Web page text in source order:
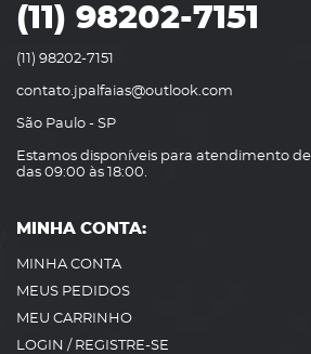
(11) 98202-7151
(11) 98202-7151
contato.jpalfaias@outlook.com
São Paulo - SP
Estamos disponíveis para atendimento
das 09:00 às 18:00.
MINHA CONTA:
MINHA CONTA
MEUS PEDIDOS
MEU CARRINHO
LOGIN / REGISTRE-SE